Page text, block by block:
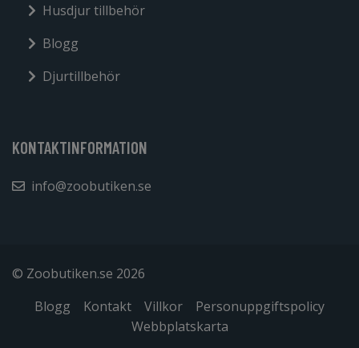
Husdjur tillbehör
Blogg
Djurtillbehör
KONTAKTINFORMATION
info@zoobutiken.se
© Zoobutiken.se 2026
Blogg
Kontakt Villkor
Personuppgiftspolicy
Webbplatskarta